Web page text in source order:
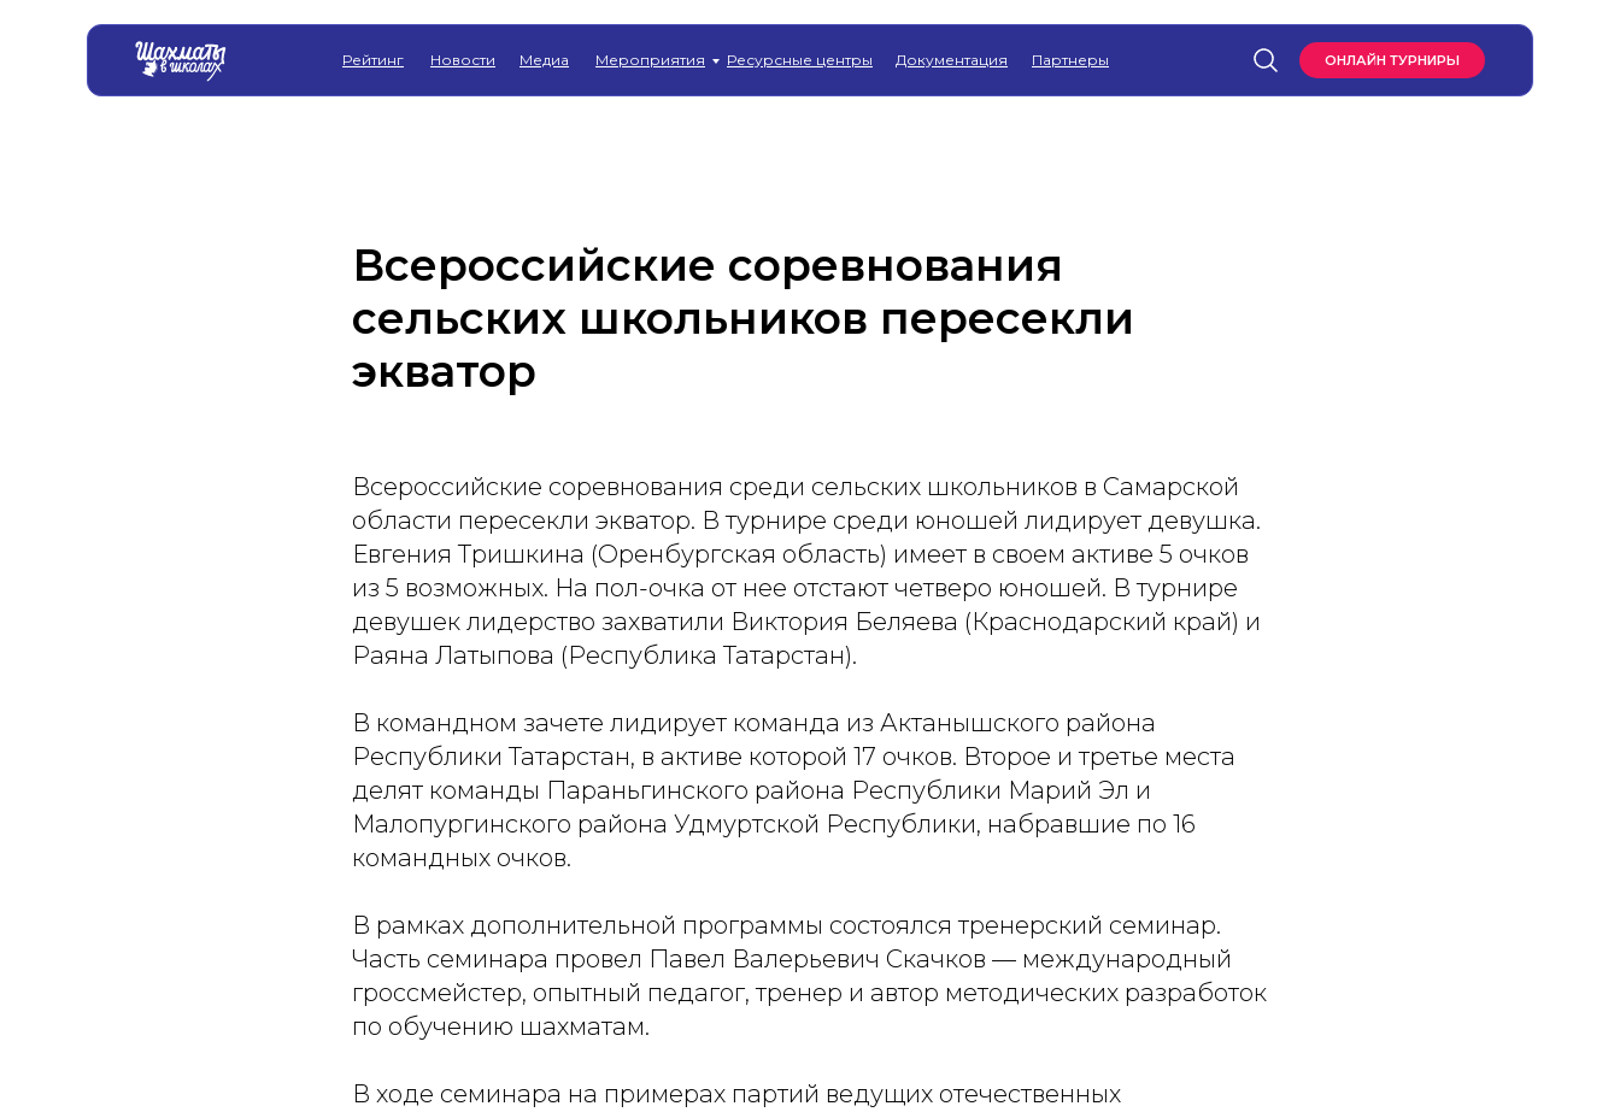
ОНЛАЙН ТУРНИРЫ
Рейтинг Документация
Ресурсные центры
Новости Мероприятия Партнеры
Медиа
Всероссийские соревнования
сельских школьников пересекли
экватор
Всероссийские соревнования среди сельских школьников в Самарской
области пересекли экватор. В турнире среди юношей лидирует девушка.
Евгения Тришкина (Оренбургская область) имеет в своем активе 5 очков
из 5 возможных. На пол-очка от нее отстают четверо юношей. В турнире
девушек лидерство захватили Виктория Беляева (Краснодарский край) и
Раяна Латыпова (Республика Татарстан).
В командном зачете лидирует команда из Актанышского района
Республики Татарстан, в активе которой 17 очков. Второе и третье места
делят команды Параньгинского района Республики Марий Эл и
Малопургинского района Удмуртской Республики, набравшие по 16
командных очков.
В рамках дополнительной программы состоялся тренерский семинар.
Часть семинара провел Павел Валерьевич Скачков — международный
гроссмейстер, опытный педагог, тренер и автор методических разработок
по обучению шахматам.
В ходе семинара на примерах партий ведущих отечественных